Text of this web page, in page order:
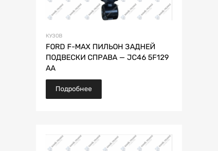
КУЗОВ
FORD F-MAX ПИЛЬОН ЗАДНЕЙ
ПОДВЕСКИ СПРАВА — JC46 5F129
AA
Подробнее